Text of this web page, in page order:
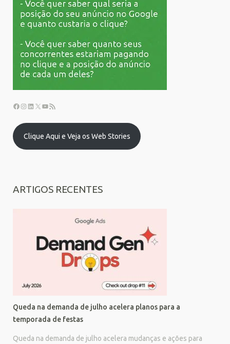
Clique Aqui e Veja os Web Stories
ARTIGOS RECENTES
Queda na demanda de julho acelera planos para a
temporada de festas
Queda na demanda de julho acelera mudanças e ações para